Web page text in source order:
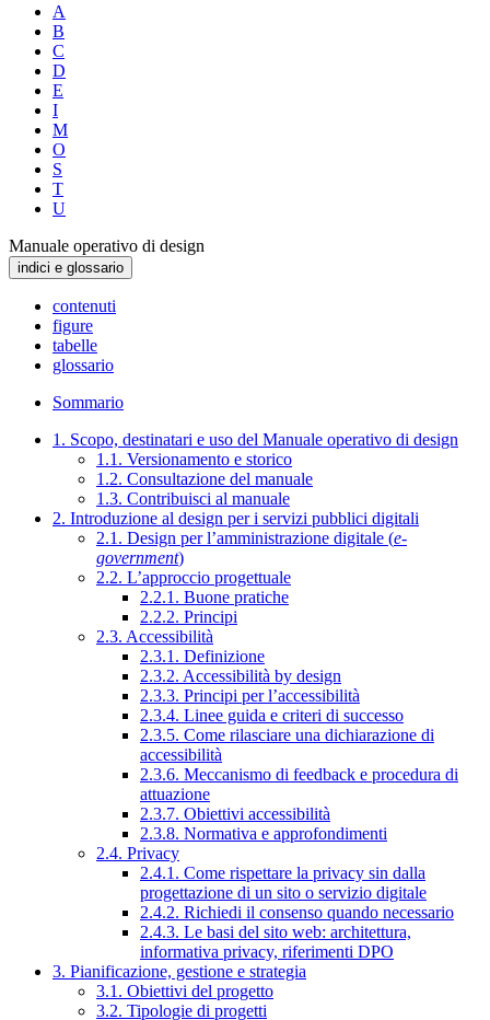
A
B
C
D
E
I
M
O
S
T
U
Manuale operativo di design
indici e glossario
contenuti
figure
tabelle
glossario
Sommario
1. Scopo, destinatari e uso del Manuale operativo di design
1.1. Versionamento e storico
1.2. Consultazione del manuale
1.3. Contribuisci al manuale
2. Introduzione al design per i servizi pubblici digitali
2.1. Design per l’amministrazione digitale (e-
government)
2.2. L’approccio progettuale
2.2.1. Buone pratiche
2.2.2. Principi
2.3. Accessibilità
2.3.1. Definizione
2.3.2. Accessibilità by design
2.3.3. Principi per l’accessibilità
2.3.4. Linee guida e criteri di successo
2.3.5. Come rilasciare una dichiarazione di
accessibilità
2.3.6. Meccanismo di feedback e procedura di
attuazione
2.3.7. Obiettivi accessibilità
2.3.8. Normativa e approfondimenti
2.4. Privacy
2.4.1. Come rispettare la privacy sin dalla
progettazione di un sito o servizio digitale
2.4.2. Richiedi il consenso quando necessario
2.4.3. Le basi del sito web: architettura,
informativa privacy, riferimenti DPO
3. Pianificazione, gestione e strategia
3.1. Obiettivi del progetto
3.2. Tipologie di progetti